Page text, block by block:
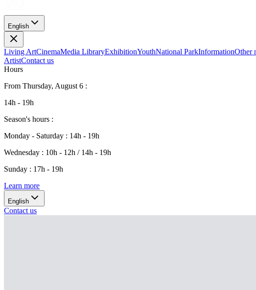
English
Living ArtCinemaMedia LibraryExhibitionYouthNational ParkInformationOther
ArtistContact us
Hours
From Thursday, August 6 :
14h - 19h
Season's hours :
Monday - Saturday : 14h - 19h
Wednesday : 10h - 12h / 14h - 19h
Sunday : 17h - 19h
Learn more
English
Contact us